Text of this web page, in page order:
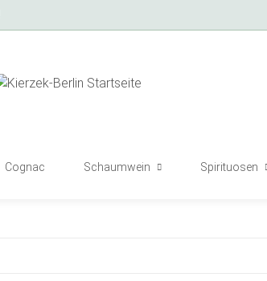
Cognac Schaumwein Spirituosen